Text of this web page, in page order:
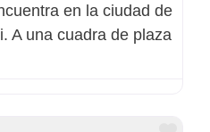
en la ciudad de
A una cuadra de plaza